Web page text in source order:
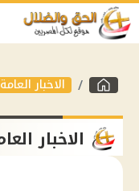
الاخبار العامة
الاخبار